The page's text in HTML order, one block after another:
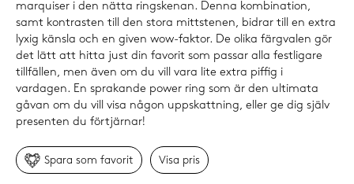
marquiser i den nätta ringskenan. Denna kombination,
samt kontrasten till den stora mittstenen, bidrar till en extra
lyxig känsla och en given wow-faktor. De olika färgvalen gör
det lätt att hitta just din favorit som passar alla festligare
tillfällen, men även om du vill vara lite extra piffig i
vardagen. En sprakande power ring som är den ultimata
gåvan om du vill visa någon uppskattning, eller ge dig själv
presenten du förtjärnar!
Spara som favorit Visa pris